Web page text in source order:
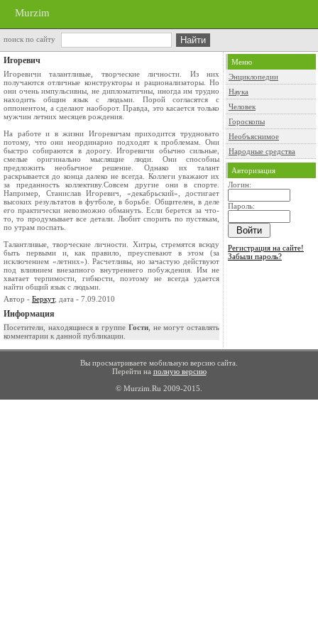
Murzim
поиск по сайту
Игоревич
Игоревичи талантливые, творческие личности. Из них
получаются отличные конструкторы и рационализаторы. Но
они очень импульсивны, не дипломатичны, иногда им трудно
находить общин язык с людьми. Порой согласятся с
оппонентом, а сделают наоборот. Правда, это касается только
мужчин летних месяцев рождения.
На работе и в жизни Игоревичам приходится трудновато
потому, что они неординарно подходят к проблемам. Они
быстро собираются в дорогу. Игоревичи обычно сильные,
смелые оригинально мыслящие люди. Они способны
предложить необычное решение. Однако их талант
раскрывается до конца далеко не всегда. Коллеги уважают их
за преданность коллективу.Совсем другие они в спорте.
Например, Станислав Игоревич, «декабрьский», достигает
высоких результатов в футболе, в борьбе. Общителен, в деле
его практически невозможно обмануть. Если берется за что-
то, то продумывает все детали. Любит спорить по пустякам,
по утрам поспать.
Талантливые, творческие личности. Хитры, стремятся всюду
быть первыми и, как правило, преуспевают в этом (за
исключением «летних»). Расчетливы, но зачастую действуют
под влиянием внезапного внутреннего побуждения. Им не
хватает терпимости, гибкости, поэтому не всегда удается
найти общий язык с людьми.
Автор - Беркут, дата - 7.09.2010
Информация
Посетители, находящиеся в группе Гости, не могут оставлять
комментарии к данной публикации.
Меню
Энциклопедии
Наука
Человек
Гороскопы
Необъяснимое
Народные средства
Авторизация
Логин:
Пароль:
Регистрация на сайте!
Забыли пароль?
Вы просматриваете мобильную версию сайта.
Перейти на полную версию
© Murzim.Ru 2009-2015.